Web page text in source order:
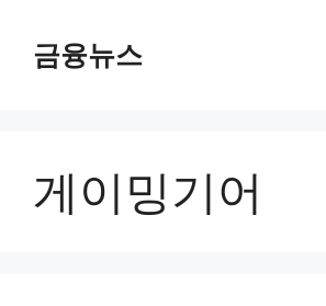
금융뉴스
게이밍기어